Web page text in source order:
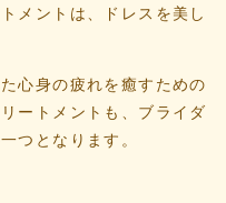
メントは、ドレスを美し
心身の疲れを癒すための
ートメントも、ブライダ
つとなります。